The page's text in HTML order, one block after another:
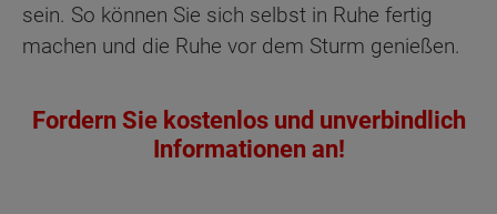
sein. So können Sie sich selbst in Ruhe fertig
machen und die Ruhe vor dem Sturm genießen.
Fordern Sie kostenlos und unverbindlich
Informationen an!